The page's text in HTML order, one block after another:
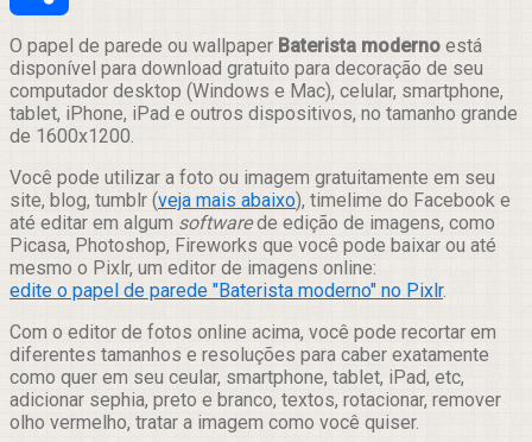
Compartilhar
O papel de parede ou wallpaper Baterista moderno está
disponível para download gratuito para decoração de seu
computador desktop (Windows e Mac), celular, smartphone,
tablet, iPhone, iPad e outros dispositivos, no tamanho grande
de 1600x1200.
Você pode utilizar a foto ou imagem gratuitamente em seu
site, blog, tumblr (veja mais abaixo), timelime do Facebook e
até editar em algum softwarede edição de imagens, como
Picasa, Photoshop, Fireworks que você pode baixar ou até
mesmo o Pixlr, um editor de imagens online:
edite o papel de parede "Baterista moderno" no Pixlr.
Com o editor de fotos online acima, você pode recortar em
diferentes tamanhos e resoluções para caber exatamente
como quer em seu ceular, smartphone, tablet, iPad, etc,
adicionar sephia, preto e branco, textos, rotacionar, remover
olho vermelho, tratar a imagem como você quiser.